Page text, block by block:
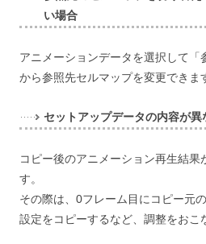
い場合
アニメーションデータを選択して「
から参照先セルマップを変更できま
セットアップデータの内容が異
コピー後のアニメーション再生結果
す。
その際は、0フレーム目にコピー元
設定をコピーするなど、 調整をおこ